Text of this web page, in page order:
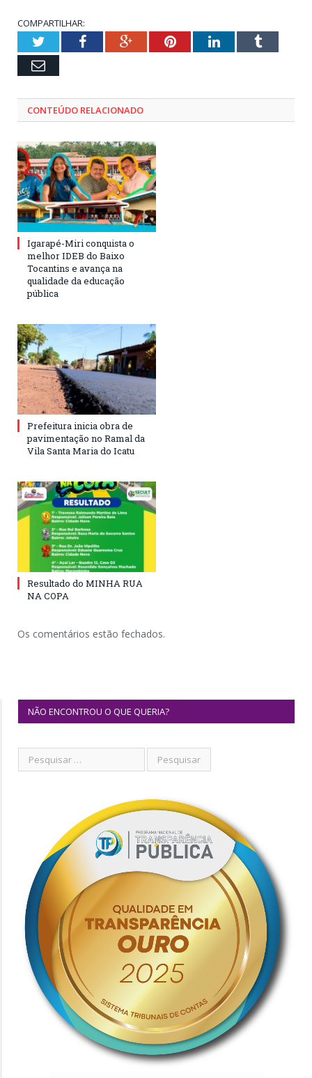
COMPARTILHAR:
TwitterFacebookGoogle+PinterestLinkedInTumblr
Email
CONTEÚDO RELACIONADO
Igarapé-Miri conquista o
melhor IDEB do Baixo
Tocantins e avança na
qualidade da educação
pública
Prefeitura inicia obra de
pavimentação no Ramal da
Vila Santa Maria do Icatu
Resultado do MINHA RUA
NA COPA
Os comentários estão fechados.
NÃO ENCONTROU O QUE QUERIA?